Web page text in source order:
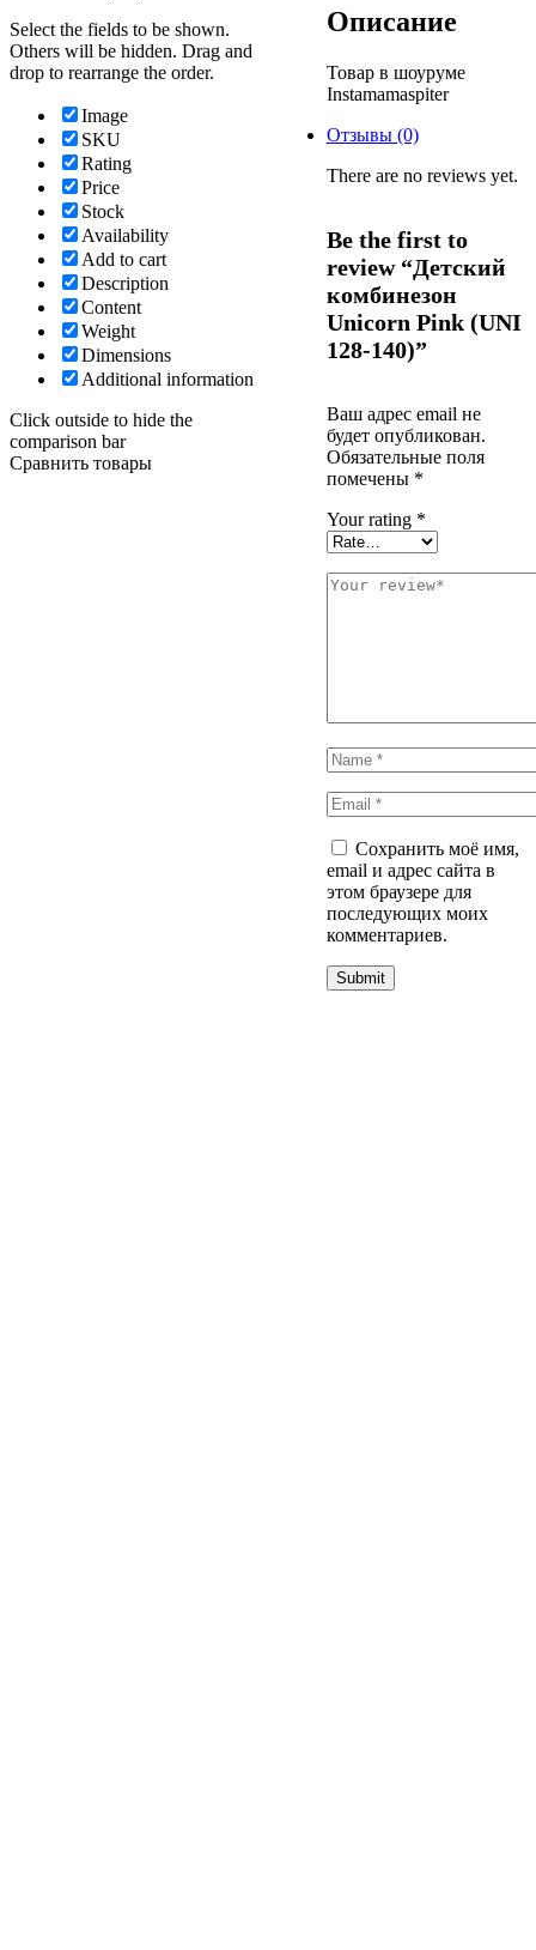
Описание
Товар в шоуруме
Instamamaspiter
Отзывы (0)
There are no reviews yet.
Be the first to
review “Детский
комбинезон
Unicorn Pink (UNI
128-140)”
Ваш адрес email не
будет опубликован.
Обязательные поля
помечены *
Your rating *
Сохранить моё имя,
email и адрес сайта в
этом браузере для
последующих моих
комментариев.
Select the fields to be shown.
Others will be hidden. Drag and
drop to rearrange the order.
Image
SKU
Rating
Price
Stock
Availability
Add to cart
Description
Content
Weight
Dimensions
Additional information
Click outside to hide the
comparison bar
Сравнить товары